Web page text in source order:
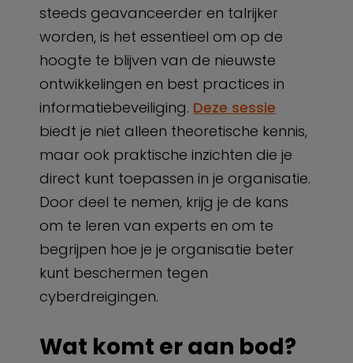
steeds geavanceerder en talrijker
worden, is het essentieel om op de
hoogte te blijven van de nieuwste
ontwikkelingen en best practices in
informatiebeveiliging. Deze sessie
biedt je niet alleen theoretische kennis,
maar ook praktische inzichten die je
direct kunt toepassen in je organisatie.
Door deel te nemen, krijg je de kans
om te leren van experts en om te
begrijpen hoe je je organisatie beter
kunt beschermen tegen
cyberdreigingen.
Wat komt er aan bod?